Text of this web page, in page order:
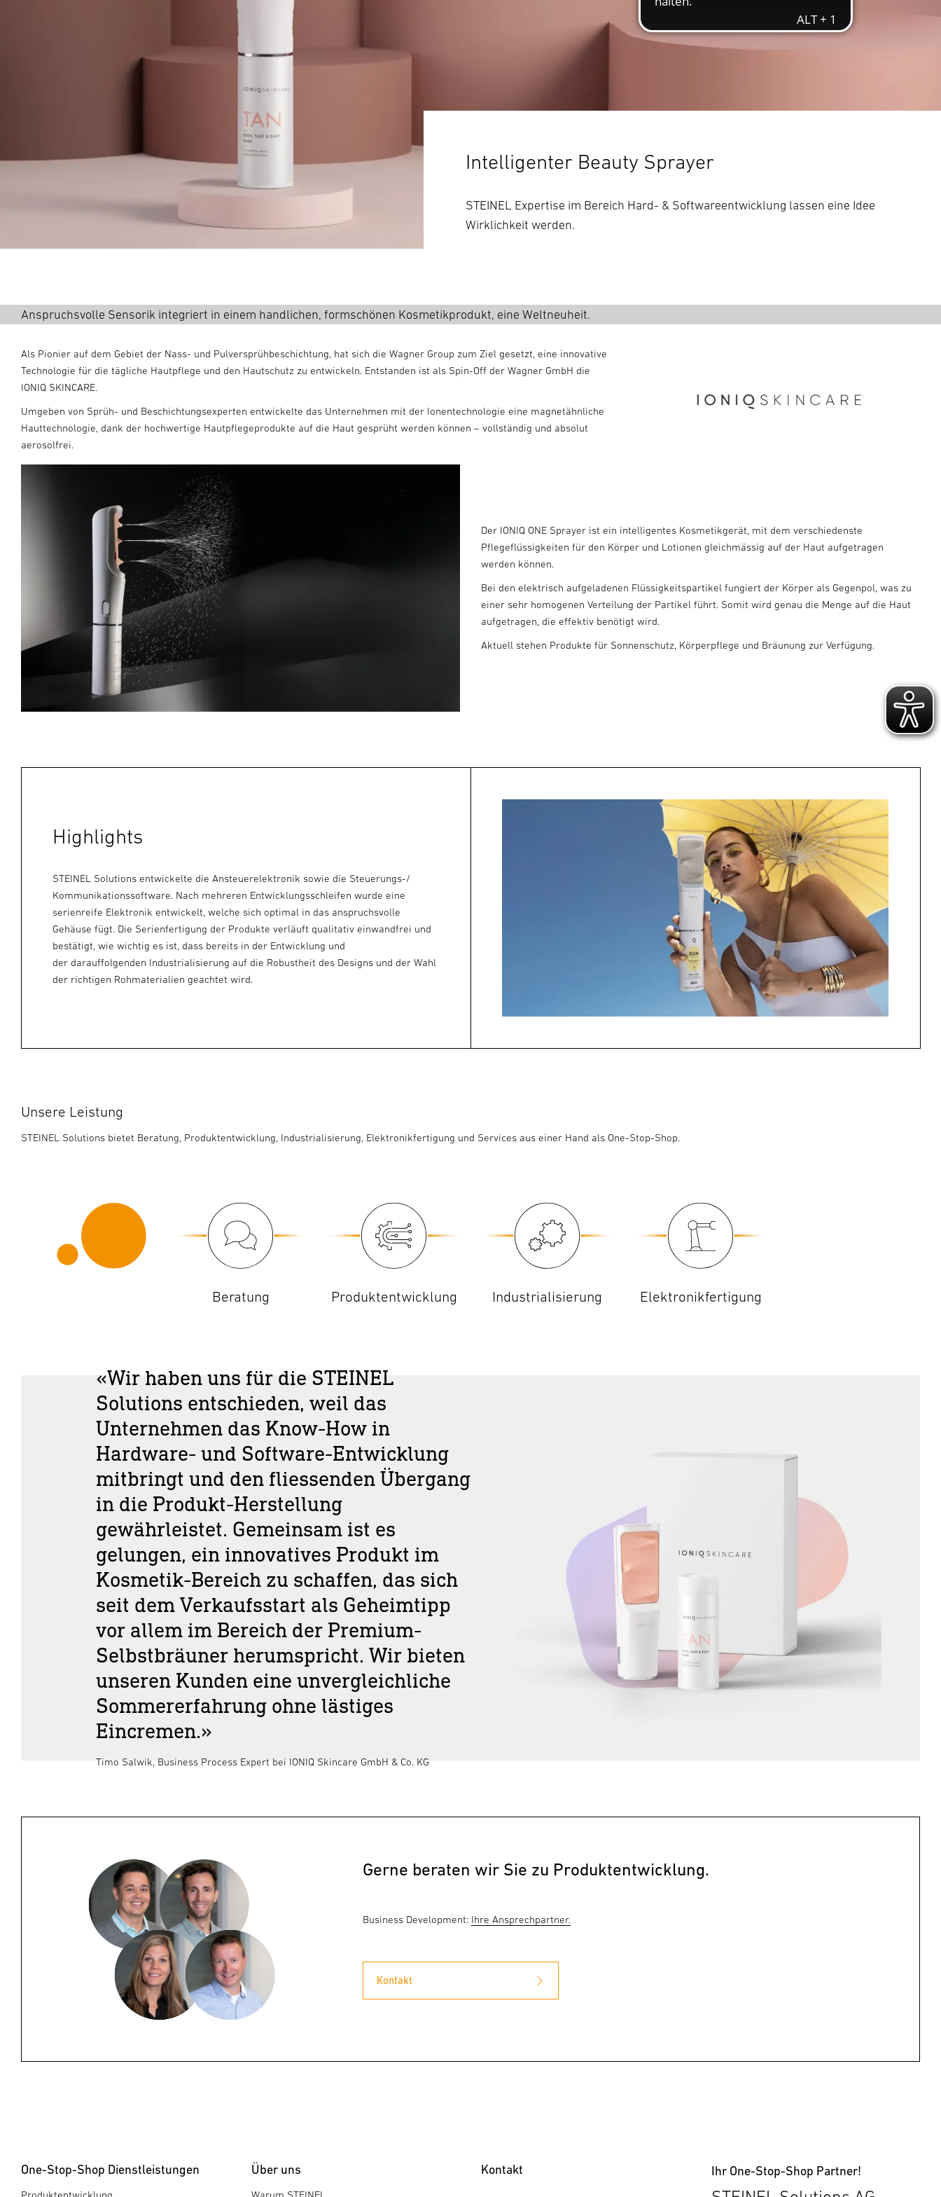
Intelligenter Beauty Sprayer
STEINEL Expertise im Bereich Hard- & Softwareentwicklung lassen eine Idee
Wirklichkeit werden.
Anspruchsvolle Sensorik integriert in einem handlichen, formschönen Kosmetikprodukt, eine Weltneuheit.
Als Pionier auf dem Gebiet der Nass- und Pulversprühbeschichtung, hat sich die Wagner Group zum Ziel gesetzt, eine innovative
Technologie für die tägliche Hautpflege und den Hautschutz zu entwickeln. Entstanden ist als Spin-Off der Wagner GmbH die
IONIQ SKINCARE.
Umgeben von Sprüh- und Beschichtungsexperten entwickelte das Unternehmen mit der Ionentechnologie eine magnetähnliche
Hauttechnologie, dank der hochwertige Hautpflegeprodukte auf die Haut gesprüht werden können – vollständig und absolut
aerosolfrei.
Der IONIQ ONE Sprayer ist ein intelligentes Kosmetikgerät, mit dem verschiedenste
Pflegeflüssigkeiten für den Körper und Lotionen gleichmässig auf der Haut aufgetragen
werden können.
Bei den elektrisch aufgeladenen Flüssigkeitspartikel fungiert der Körper als Gegenpol, was zu
einer sehr homogenen Verteilung der Partikel führt. Somit wird genau die Menge auf die Haut
aufgetragen, die effektiv benötigt wird.
Aktuell stehen Produkte für Sonnenschutz, Körperpflege und Bräunung zur Verfügung.
Highlights
STEINEL Solutions entwickelte die Ansteuerelektronik sowie die Steuerungs-/
Kommunikationssoftware. Nach mehreren Entwicklungsschleifen wurde eine
serienreife Elektronik entwickelt, welche sich optimal in das anspruchsvolle
Gehäuse fügt. Die Serienfertigung der Produkte verläuft qualitativ einwandfrei und
bestätigt, wie wichtig es ist, dass bereits in der Entwicklung und
der darauffolgenden Industrialisierung auf die Robustheit des Designs und der Wahl
der richtigen Rohmaterialien geachtet wird.
Unsere Leistung
STEINEL Solutions bietet Beratung, Produktentwicklung, Industrialisierung, Elektronikfertigung und Services aus einer Hand als One-Stop-Shop.
Beratung Produktentwicklung Industrialisierung Elektronikfertigung
«Wir haben uns für die STEINEL
Solutions entschieden, weil das
Unternehmen das Know-How in
Hardware- und Software-Entwicklung
mitbringt und den fliessenden Übergang
in die Produkt-Herstellung
gewährleistet. Gemeinsam ist es
gelungen, ein innovatives Produkt im
Kosmetik-Bereich zu schaffen, das sich
seit dem Verkaufsstart als Geheimtipp
vor allem im Bereich der Premium-
Selbstbräuner herumspricht. Wir bieten
unseren Kunden eine unvergleichliche
Sommererfahrung ohne lästiges
Eincremen.»
Timo Salwik, Business Process Expert bei IONIQ Skincare GmbH & Co. KG
Gerne beraten wir Sie zu Produktentwicklung.
Business Development: Ihre Ansprechpartner.
Kontakt
One-Stop-Shop Dienstleistungen
Produktentwicklung
Über uns
Warum STEINEL
Kontakt Ihr One-Stop-Shop Partner!